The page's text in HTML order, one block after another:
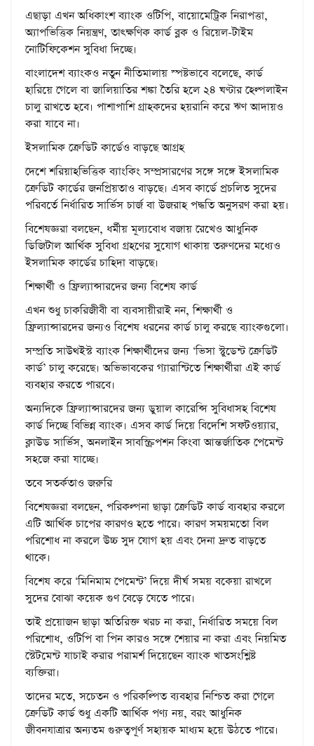
এছাড়া এখন অধিকাংশ ব্যাংক ওটিপি, বায়োমেট্রিক নিরাপত্তা,
অ্যাপভিত্তিক নিয়ন্ত্রণ, তাৎক্ষণিক কার্ড ব্লক ও রিয়েল-টাইম
নোটিফিকেশন সুবিধা দিচ্ছে।
বাংলাদেশ ব্যাংকও নতুন নীতিমালায় স্পষ্টভাবে বলেছে, কার্ড
হারিয়ে গেলে বা জালিয়াতির শঙ্কা তৈরি হলে ২৪ ঘণ্টার হেল্পলাইন
চালু রাখতে হবে। পাশাপাশি গ্রাহকদের হয়রানি করে ঋণ আদায়ও
করা যাবে না।
ইসলামিক ক্রেডিট কার্ডেও বাড়ছে আগ্রহ
দেশে শরিয়াহভিত্তিক ব্যাংকিং সম্প্রসারণের সঙ্গে সঙ্গে ইসলামিক
ক্রেডিট কার্ডের জনপ্রিয়তাও বাড়ছে। এসব কার্ডে প্রচলিত সুদের
পরিবর্তে নির্ধারিত সার্ভিস চার্জ বা উজরাহ পদ্ধতি অনুসরণ করা হয়।
বিশেষজ্ঞরা বলছেন, ধর্মীয় মূল্যবোধ বজায় রেখেও আধুনিক
ডিজিটাল আর্থিক সুবিধা গ্রহণের সুযোগ থাকায় তরুণদের মধ্যেও
ইসলামিক কার্ডের চাহিদা বাড়ছে।
শিক্ষার্থী ও ফ্রিল্যান্সারদের জন্য বিশেষ কার্ড
এখন শুধু চাকরিজীবী বা ব্যবসায়ীরাই নন, শিক্ষার্থী ও
ফ্রিল্যান্সারদের জন্যও বিশেষ ধরনের কার্ড চালু করছে ব্যাংকগুলো।
সম্প্রতি সাউথইস্ট ব্যাংক শিক্ষার্থীদের জন্য ‘ভিসা স্টুডেন্ট ক্রেডিট
কার্ড’ চালু করেছে। অভিভাবকের গ্যারান্টিতে শিক্ষার্থীরা এই কার্ড
ব্যবহার করতে পারবে।
অন্যদিকে ফ্রিল্যান্সারদের জন্য ডুয়াল কারেন্সি সুবিধাসহ বিশেষ
কার্ড দিচ্ছে বিভিন্ন ব্যাংক। এসব কার্ড দিয়ে বিদেশি সফটওয়্যার,
ক্লাউড সার্ভিস, অনলাইন সাবস্ক্রিপশন কিংবা আন্তর্জাতিক পেমেন্ট
সহজে করা যাচ্ছে।
তবে সতর্কতাও জরুরি
বিশেষজ্ঞরা বলছেন, পরিকল্পনা ছাড়া ক্রেডিট কার্ড ব্যবহার করলে
এটি আর্থিক চাপের কারণও হতে পারে। কারণ সময়মতো বিল
পরিশোধ না করলে উচ্চ সুদ যোগ হয় এবং দেনা দ্রুত বাড়তে
থাকে।
বিশেষ করে ‘মিনিমাম পেমেন্ট’ দিয়ে দীর্ঘ সময় বকেয়া রাখলে
সুদের বোঝা কয়েক গুণ বেড়ে যেতে পারে।
তাই প্রয়োজন ছাড়া অতিরিক্ত খরচ না করা, নির্ধারিত সময়ে বিল
পরিশোধ, ওটিপি বা পিন কারও সঙ্গে শেয়ার না করা এবং নিয়মিত
স্টেটমেন্ট যাচাই করার পরামর্শ দিয়েছেন ব্যাংক খাতসংশ্লিষ্ট
ব্যক্তিরা।
তাদের মতে, সচেতন ও পরিকল্পিত ব্যবহার নিশ্চিত করা গেলে
ক্রেডিট কার্ড শুধু একটি আর্থিক পণ্য নয়, বরং আধুনিক
জীবনযাত্রার অন্যতম গুরুত্বপূর্ণ সহায়ক মাধ্যম হয়ে উঠতে পারে।